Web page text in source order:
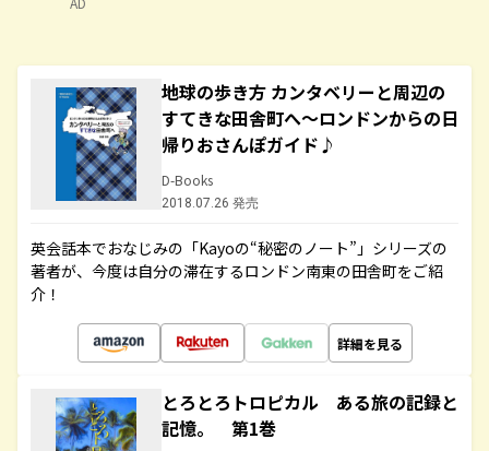
地球の歩き方 カンタベリーと周辺の
すてきな田舎町へ～ロンドンからの日
帰りおさんぽガイド♪
D-Books
2018.07.26 発売
英会話本でおなじみの「Kayoの“秘密のノート”」シリーズの
著者が、今度は自分の滞在するロンドン南東の田舎町をご紹
介！
詳細を見る
とろとろトロピカル ある旅の記録と
記憶。 第1巻